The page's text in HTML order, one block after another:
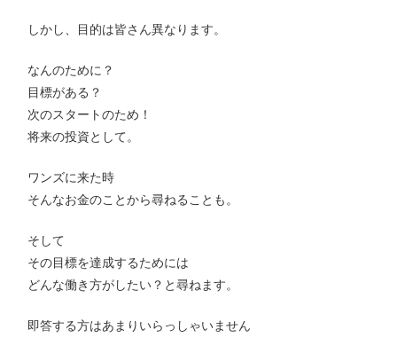
しかし、目的は皆さん異なります。
なんのために？
目標がある？
次のスタートのため！
将来の投資として。
ワンズに来た時
そんなお金のことから尋ねることも。
そして
その目標を達成するためには
どんな働き方がしたい？と尋ねます。
即答する方はあまりいらっしゃいません